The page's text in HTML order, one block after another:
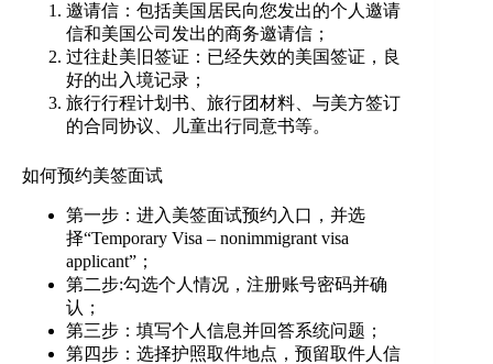
邀请信：包括美国居民向您发出的个人邀请
信和美国公司发出的商务邀请信；
过往赴美旧签证：已经失效的美国签证，良
好的出入境记录；
旅行行程计划书、旅行团材料、与美方签订
的合同协议、儿童出行同意书等。
如何预约美签面试
第一步：进入美签面试预约入口，并选
择“Temporary Visa – nonimmigrant visa
applicant”；
第二步:勾选个人情况，注册账号密码并确
认；
第三步：填写个人信息并回答系统问题；
第四步：选择护照取件地点，预留取件人信